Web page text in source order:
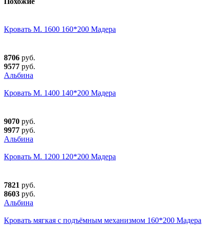
Кровать М. 1600 160*200 Мадера
8706 руб.
9577 руб.
Альбина
Кровать М. 1400 140*200 Мадера
9070 руб.
9977 руб.
Альбина
Кровать М. 1200 120*200 Мадера
7821 руб.
8603 руб.
Альбина
Кровать мягкая с подъёмным механизмом 160*200 Мадера